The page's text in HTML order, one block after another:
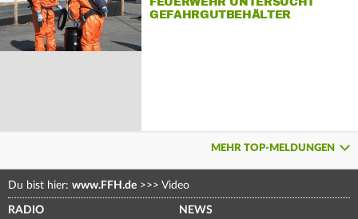
GEFAHRGUTBEHÄLTER
MEHR TOP-MELDUNGEN
Du bist hier: www.FFH.de >>> Video
RADIO NEWS